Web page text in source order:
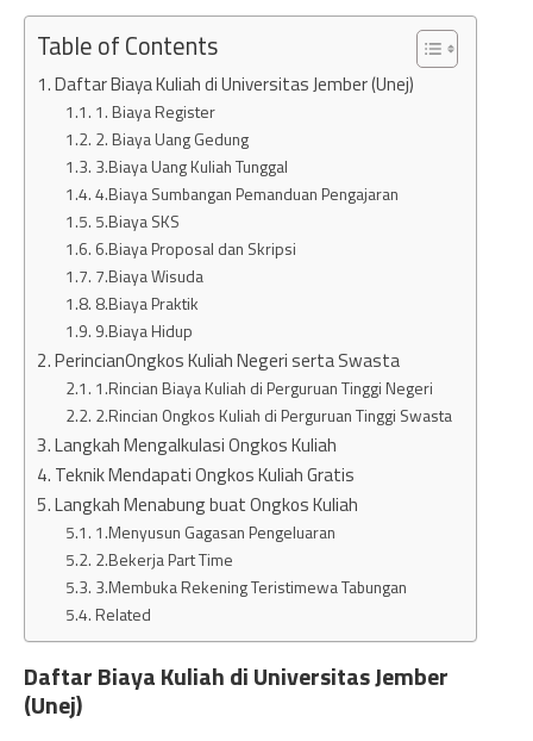
Table of Contents
Daftar Biaya Kuliah di Universitas Jember (Unej)
1. Biaya Register
2. Biaya Uang Gedung
3.Biaya Uang Kuliah Tunggal
4.Biaya Sumbangan Pemanduan Pengajaran
5.Biaya SKS
6.Biaya Proposal dan Skripsi
7.Biaya Wisuda
8.Biaya Praktik
9.Biaya Hidup
PerincianOngkos Kuliah Negeri serta Swasta
1.Rincian Biaya Kuliah di Perguruan Tinggi Negeri
2.Rincian Ongkos Kuliah di Perguruan Tinggi Swasta
Langkah Mengalkulasi Ongkos Kuliah
Teknik Mendapati Ongkos Kuliah Gratis
Langkah Menabung buat Ongkos Kuliah
1.Menyusun Gagasan Pengeluaran
2.Bekerja Part Time
3.Membuka Rekening Teristimewa Tabungan
Related
Daftar Biaya Kuliah di Universitas Jember
(Unej)